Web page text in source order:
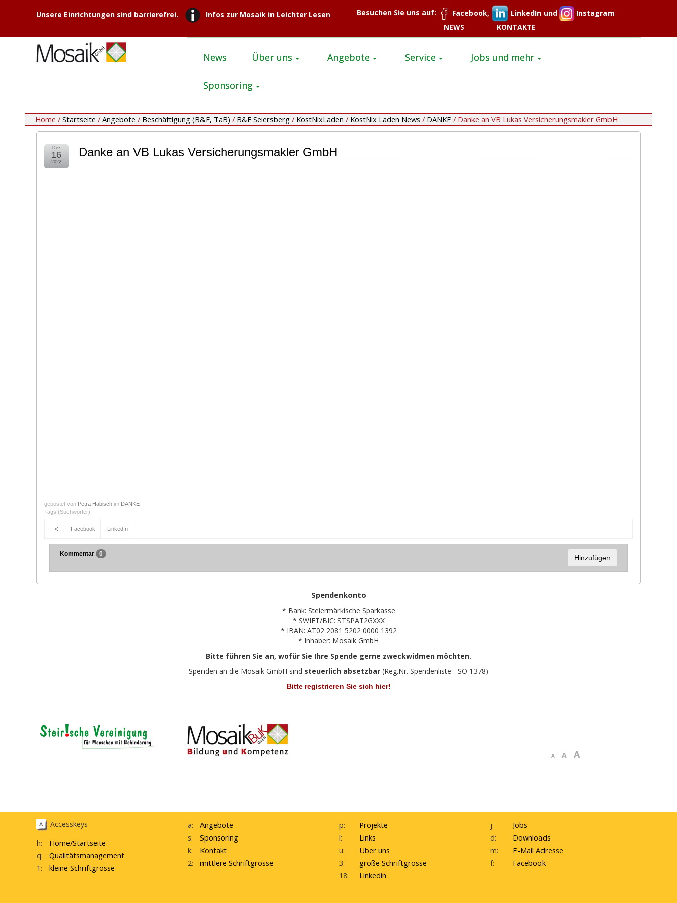
Unsere Einrichtungen sind barrierefrei. Infos zur Mosaik in Leichter Lesen Besuchen Sie uns auf: Facebook, LinkedIn und
Instagram
NEWS
KONTAKTE
News Über uns Angebote Service Jobs und mehr
Sponsoring
Home / Startseite / Angebote / Beschäftigung (B&F, TaB) / B&F Seiersberg / KostNixLaden / KostNix Laden News / DANKE / Danke an VB Lukas Versicherungsmakler GmbH
Danke an VB Lukas Versicherungsmakler GmbH
Dez
16
2022
gepostet von Petra Habisch im DANKE
Tags (Suchwörter):
: Facebook LinkedIn
Kommentar 0 Hinzufügen
Spendenkonto
* Bank: Steiermärkische Sparkasse
* SWIFT/BIC: STSPAT2GXXX
* IBAN: AT02 2081 5202 0000 1392
* Inhaber: Mosaik GmbH
Bitte führen Sie an, wofür Sie Ihre Spende gerne zweckwidmen möchten.
Spenden an die Mosaik GmbH sind steuerlich absetzbar (Reg.Nr. Spendenliste - SO 1378)
Bitte registrieren Sie sich hier!
A A A
Accesskeys
h: Home/Startseite
q:
Qualitätsmanagement
1:
kleine Schriftgrösse
a:
Angebote
s:
Sponsoring
k:
Kontakt
2:
mittlere Schriftgrösse
p:
Projekte
l:
Links
u:
Über uns
3:
große Schriftgrösse
18:
Linkedin
j:
Jobs
d:
Downloads
m:
E-Mail Adresse
f:
Facebook